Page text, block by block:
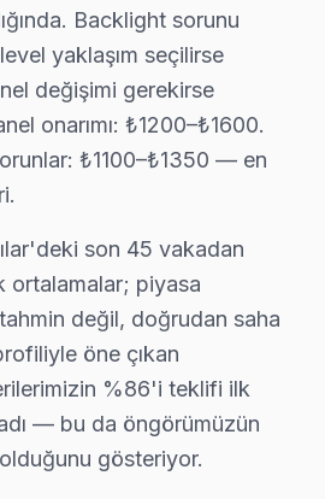
TV Servisi
Techwood ekran tamirinde
TV Servisi
Techwood
TV Servisi
Techwood TV bakım
TV Servisi
Techwood
TV Servisi
Backlight sorunu
yaklaşım seçilirse
değişimi gerekirse
onarımı: ₺1200–₺1600.
₺1100–₺1350 — en
son 45 vakadan
ortalamalar; piyasa
tahmin değil, doğrudan saha
öne çıkan
%86'i teklifi ilk
— bu da öngörümüzün
gösteriyor.